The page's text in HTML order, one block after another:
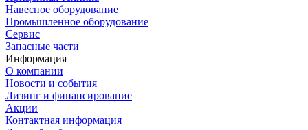
Навесное оборудование
Промышленное оборудование
Сервис
Запасные части
Информация
О компании
Новости и события
Лизинг и финансирование
Акции
Контактная информация